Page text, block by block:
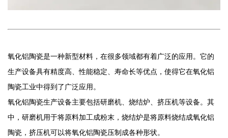
氧化铝陶瓷是一种新型材料，在很多领域都有着广泛的应用。它的
生产设备具有精度高、性能稳定、寿命长等优点，使得它在氧化铝
陶瓷工业中得到了广泛应用。
氧化铝陶瓷生产设备主要包括研磨机、烧结炉、挤压机等设备。其
中，研磨机用于将原料加工成粉末，烧结炉是将原料烧结成氧化铝
陶瓷，挤压机可以将氧化铝陶瓷压制成各种形状。